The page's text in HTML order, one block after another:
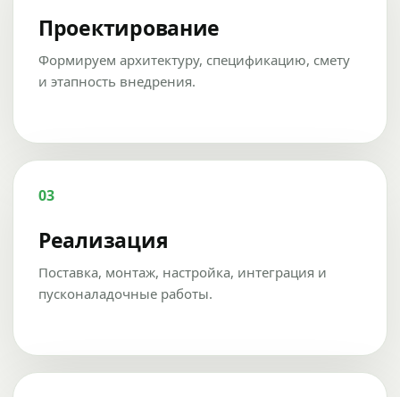
Проектирование
Формируем архитектуру, спецификацию, смету
и этапность внедрения.
03
Реализация
Поставка, монтаж, настройка, интеграция и
пусконаладочные работы.